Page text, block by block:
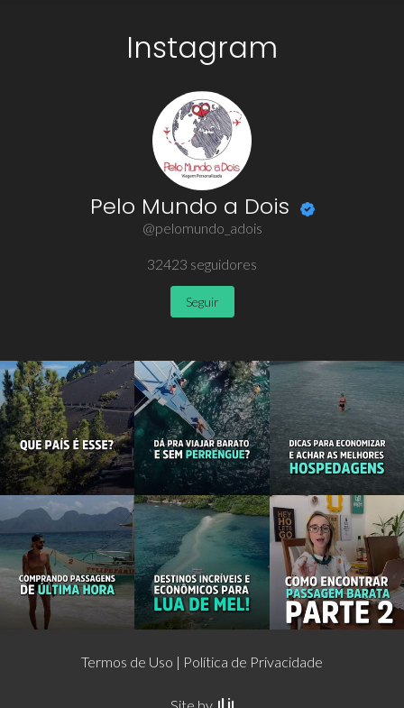
Instagram
Pelo Mundo a Dois
@pelomundo_adois
32423 seguidores
Seguir
Termos de Uso Política de Privacidade